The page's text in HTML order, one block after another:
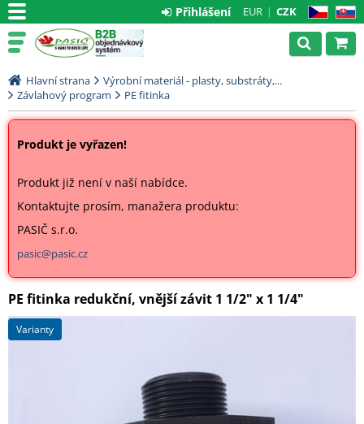
CZ SK
EUR CZK
Přihlášení
Hlavní strana
Výrobní materiál - plasty, substráty,...
Závlahový program
PE fitinka
Produkt je vyřazen!
Produkt již není v naší nabídce.
Kontaktujte prosím, manažera produktu:
PASIČ s.r.o.
pasic@pasic.cz
PE fitinka redukční, vnější závit 1 1/2" x 1 1/4"
varianty